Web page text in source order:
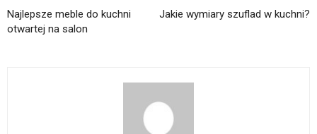
Najlepsze meble do kuchni
otwartej na salon
Jakie wymiary szuflad w kuchni?